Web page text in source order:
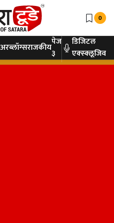
0
ब्लॉग्सराजकीयपेज
३
डिजिटल
एक्स्क्लूजिव